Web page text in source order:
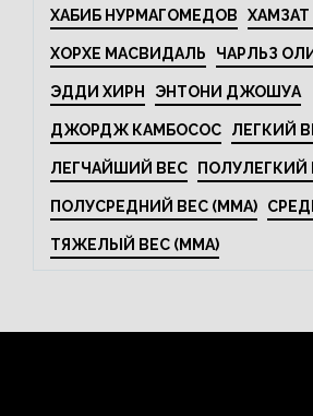
ХАБИБ НУРМАГОМЕДОВ
ХОРХЕ МАСВИДАЛЬ ЧАРЛЬЗ
ЭДДИ ХИРН ЭНТОНИ ДЖОШУА
ДЖОРДЖ КАМБОСОС ЛЕГКИЙ
ЛЕГЧАЙШИЙ ВЕС ПОЛУЛЕГКИЙ
ПОЛУСРЕДНИЙ ВЕС (MMA)
ТЯЖЕЛЫЙ ВЕС (MMA)